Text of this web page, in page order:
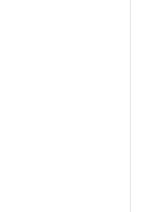
Window